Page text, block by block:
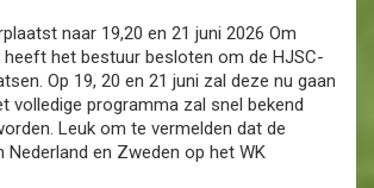
naar 19,20 en 21 juni 2026 Om
heeft het bestuur besloten om de HJSC-
Op 19, 20 en 21 juni zal deze nu gaan
volledige programma zal snel bekend
Leuk om te vermelden dat de
Nederland en Zweden op het WK